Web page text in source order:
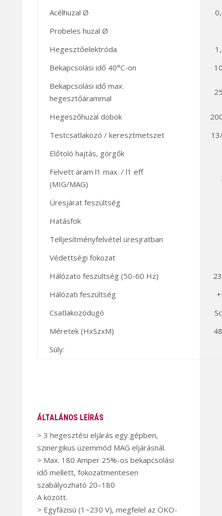
Acélhuzal Ø
Probeles huzal Ø
Hegesztőelektróda
Bekapcsolási idő 40°C-on
Bekapcsolási idő max.
hegesztőárammal
Hegeszőhuzal dobok
Testcsatlakozó / keresztmetszet
Előtoló hajtás, görgők
Felvett áram l1 max. / l1 eff
(MIG/MAG)
Üresjárat feszültség
Hatásfok
Telljesítményfelvétel üresjratban
Védettségi fokozat
Hálózato feszültség (50-60 Hz)
Hálózati feszültség
Csatlakozódugó
Méretek (HxSzxM)
Súly:
ÁLTALÁNOS LEÍRÁS
> 3 hegesztési eljárás egy gépben,
szinergikus üzemmód MAG eljárásnál.
> Max. 180 Amper 25%-os bekapcsolási
idő mellett, fokozatmentesen
szabályozható 20–180
A között.
> Egyfázisú (1~230 V), megfelel az ÖKO-